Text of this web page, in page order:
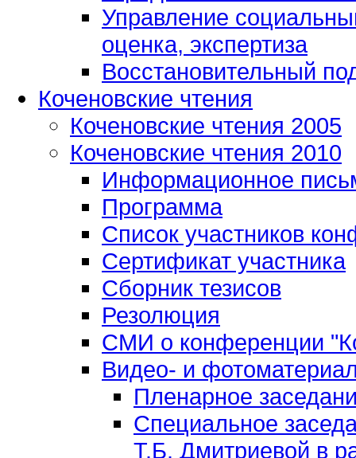
Управление
оценка, экспертиза
Восстановительный
Коченовские чтения
Коченовские чтения 2005
Коченовские чтения 2010
Информационное
Программа
Список участников
Сертификат участника
Сборник тезисов
Резолюция
СМИ о конференции
Видео- и
Пленарное
Специальное
Т.Б. Дмитриевой в